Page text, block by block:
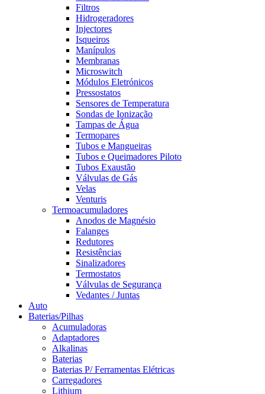
Filtros
Hidrogeradores
Injectores
Isqueiros
Manípulos
Membranas
Microswitch
Módulos Eletrónicos
Pressostatos
Sensores de Temperatura
Sondas de Ionização
Tampas de Água
Termopares
Tubos e Mangueiras
Tubos e Queimadores Piloto
Tubos Exaustão
Válvulas de Gás
Velas
Venturis
Termoacumuladores
Anodos de Magnésio
Falanges
Redutores
Resistências
Sinalizadores
Termostatos
Válvulas de Segurança
Vedantes / Juntas
Auto
Baterias/Pilhas
Acumuladoras
Adaptadores
Alkalinas
Baterias
Baterias P/ Ferramentas Elétricas
Carregadores
Lithium